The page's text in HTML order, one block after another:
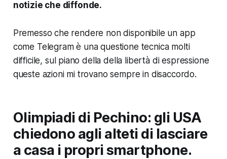
notizie che diffonde.
Premesso che rendere non disponibile un app
come Telegram è una questione tecnica molti
difficile, sul piano della della libertà di espressione
queste azioni mi trovano sempre in disaccordo.
Olimpiadi di Pechino: gli USA
chiedono agli alteti di lasciare
a casa i propri smartphone.